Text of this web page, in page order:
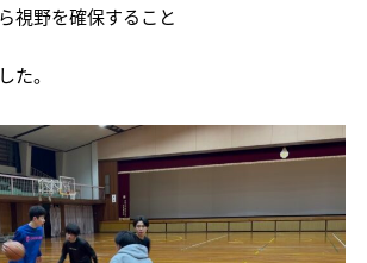
視野を確保すること
た。